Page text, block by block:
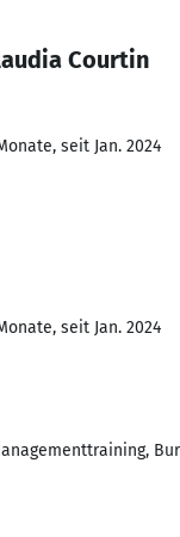
Courtin
seit Jan. 2024
seit Jan. 2024